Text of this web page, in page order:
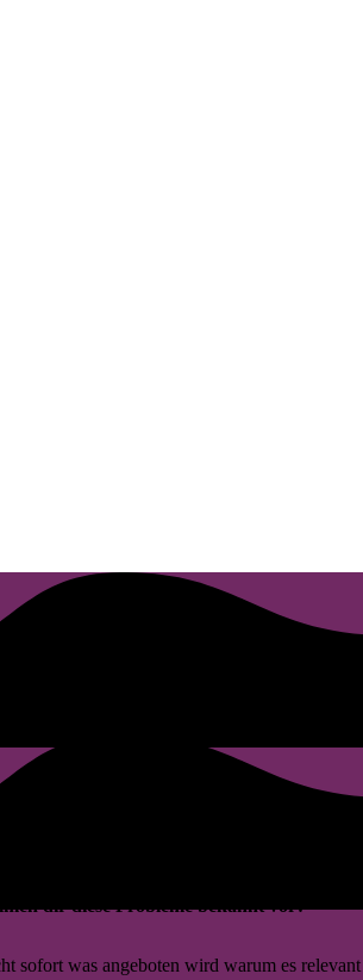
dir diese Probleme bekannt vor?
was angeboten wird warum es